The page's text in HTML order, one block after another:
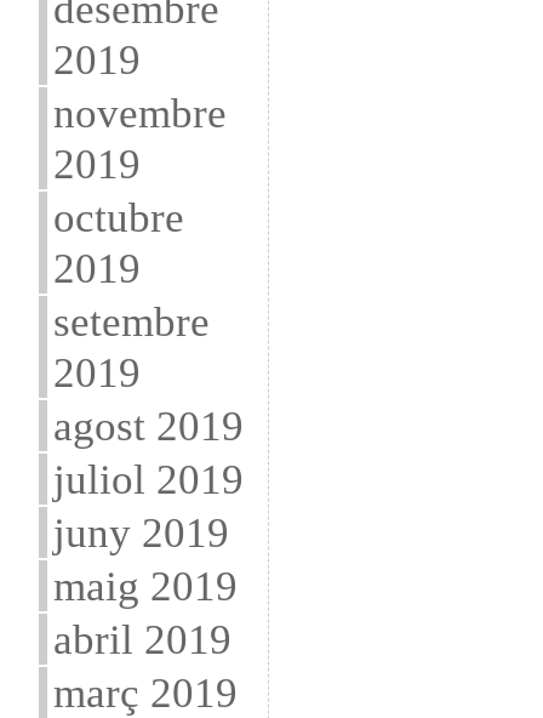
2019
novembre
2019
octubre
2019
setembre
2019
agost 2019
juliol 2019
juny 2019
maig 2019
abril 2019
març 2019